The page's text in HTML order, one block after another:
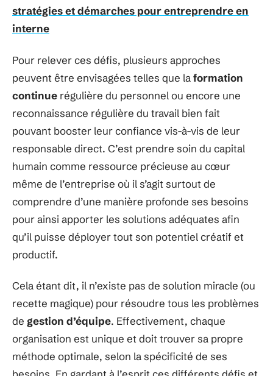
stratégies et démarches pour entreprendre en
interne
Pour relever ces défis, plusieurs approches
peuvent être envisagées telles que laformation
continue régulière du personnel ou encore une
reconnaissance régulière du travail bien fait
pouvant booster leur confiance vis-à-vis de leur
responsable direct. C’est prendre soin du capital
humain comme ressource précieuse au cœur
même de l’entreprise où il s’agit surtout de
comprendre d’une manière profonde ses besoins
pour ainsi apporter les solutions adéquates afin
qu’il puisse déployer tout son potentiel créatif et
productif.
Cela étant dit, il n’existe pas de solution miracle (ou
recette magique) pour résoudre tous les problèmes
de gestion d’équipe. Effectivement, chaque
organisation est unique et doit trouver sa propre
méthode optimale, selon la spécificité de ses